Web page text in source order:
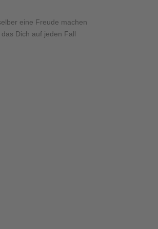
eine Freude machen
Dich auf jeden Fall